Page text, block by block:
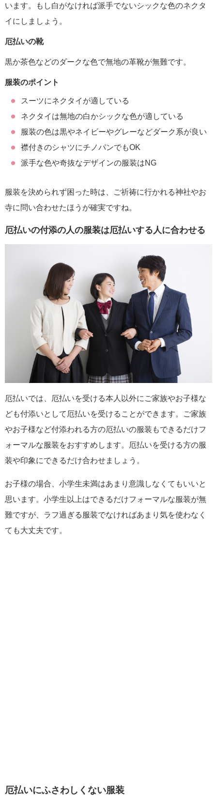
います。もし白がなければ派手でないシックな色のネクタ
イにしましょう。
厄払いの靴
黒か茶色などのダークな色で無地の革靴が無難です。
服装のポイント
スーツにネクタイが適している
ネクタイは無地の白かシックな色が適している
服装の色は黒やネイビーやグレーなどダーク系が良い
襟付きのシャツにチノパンでもOK
派手な色や奇抜なデザインの服装はNG
服装を決められず困った時は、ご祈祷に行かれる神社やお
寺に問い合わせたほうが確実ですね。
厄払いの付添の人の服装は厄払いする人に合わせる
厄払いでは、厄払いを受ける本人以外にご家族やお子様な
ども付添いとして厄払いを受けることができます。ご家族
やお子様など付添われる方の厄払いの服装もできるだけフ
ォーマルな服装をおすすめします。厄払いを受ける方の服
装や印象にできるだけ合わせましょう。
お子様の場合、小学生未満はあまり意識しなくてもいいと
思います。小学生以上はできるだけフォーマルな服装が無
難ですが、ラフ過ぎる服装でなければあまり気を使わなく
ても大丈夫です。
厄払いにふさわしくない服装